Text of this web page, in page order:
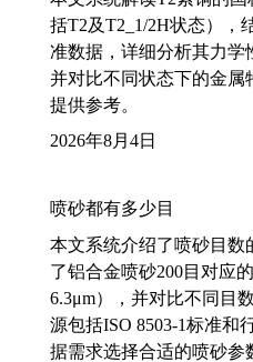
括T2及T2_1/2H状态），
准数据，详细分析其力学
并对比不同状态下的金属
提供参考。
2026年8月4日
喷砂都有多少目
本文系统介绍了喷砂目数
了铝合金喷砂200目对应
6.3μm），并对比不同目
源包括ISO 8503-1标准和
据需求选择合适的喷砂参